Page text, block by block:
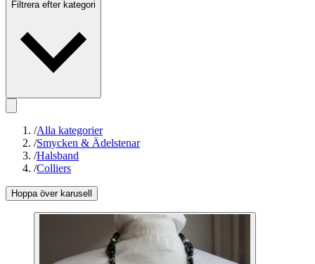
Filtrera efter kategori
/Alla kategorier
/Smycken & Ädelstenar
/Halsband
/Colliers
Hoppa över karusell